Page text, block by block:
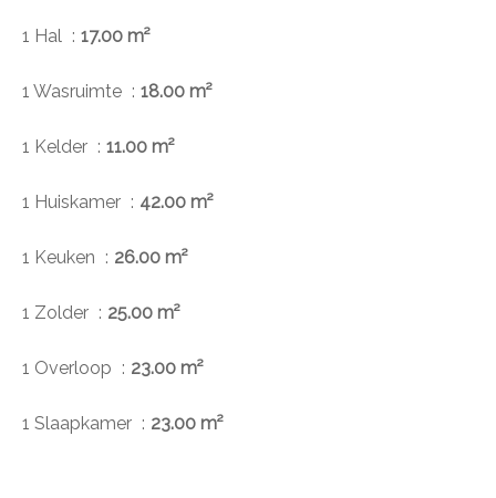
1 Hal 17.00 m²
1 Wasruimte 18.00 m²
1 Kelder 11.00 m²
1 Huiskamer 42.00 m²
1 Keuken 26.00 m²
1 Zolder 25.00 m²
1 Overloop 23.00 m²
1 Slaapkamer 23.00 m²